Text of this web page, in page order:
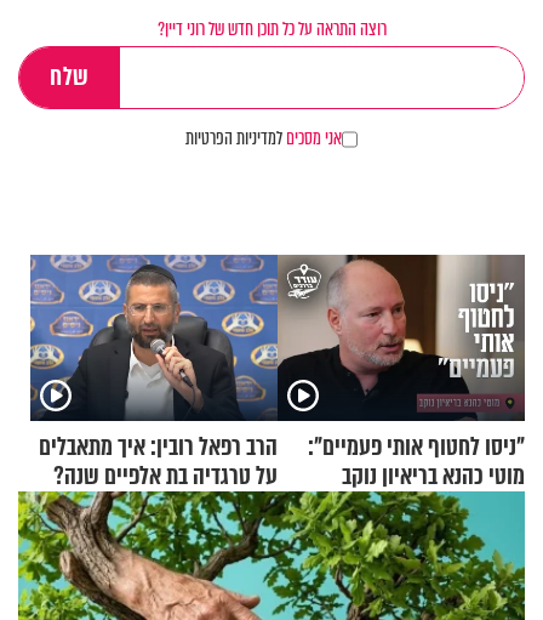
רוצה התראה על כל תוכן חדש של רוני דיין?
אני מסכיםלמדיניות הפרטיות
"ניסו לחטוף אותי פעמיים":
מוטי כהנא בריאיון נוקב
הרב רפאל רובין: איך מתאבלים
על טרגדיה בת אלפיים שנה?